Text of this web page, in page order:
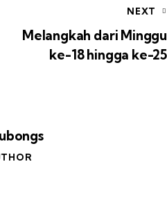
NEXT
Melangkah dari Minggu
ke-18 hingga ke-25